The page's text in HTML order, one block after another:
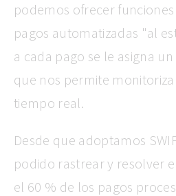
podemos ofrecer
pagos automatizadas "al
a cada pago se le asigna
que nos permite
tiempo real.
Desde que adoptamos
podido rastrear y resolver
el 60 % de los pagos